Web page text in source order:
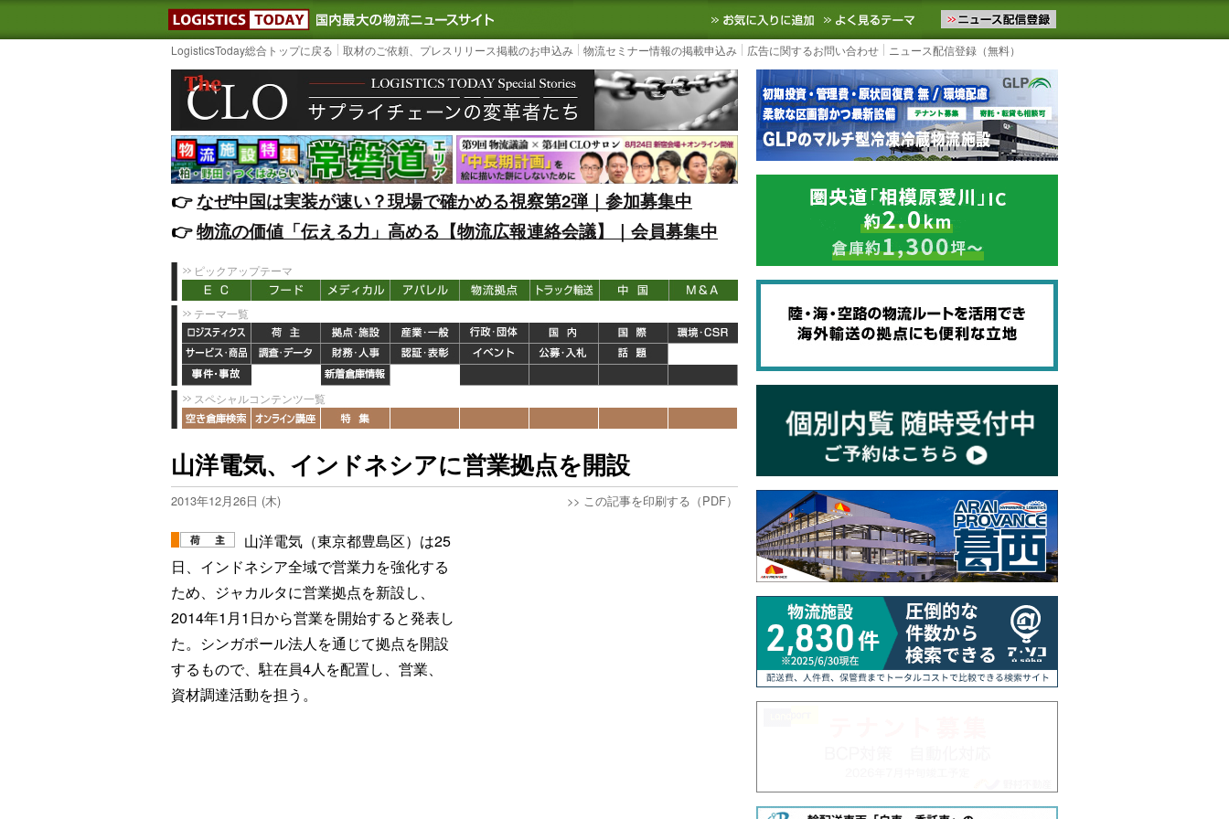
LOGISTICS TODAY｜国内最大の物流ニュースサイト3PL, SCMなど国内外の最新の物流ニュースをお届けします。物流ニュースメール配信を登録す
お気に入りに追加 よく見るテーマ
LogisticsToday総合トップに戻る 取材のご依頼、プレスリリース掲載のお申込み 物流セミナー情報の掲載申込み 広告に関するお問い合わせ ニュース配信登録（無料）
👉️なぜ中国は実装が速い？現場で確かめる視察第2弾｜参加募集中
👉️物流の価値「伝える力」高める【物流広報連絡会議】｜会員募集中
ピックアップテーマ
テーマ一覧
スペシャルコンテンツ一覧
山洋電気、インドネシアに営業拠点を開設
2013年12月26日 (木) >> この記事を印刷する（PDF）
山洋電気（東京都豊島区）は25
日、インドネシア全域で営業力を強化する
ため、ジャカルタに営業拠点を新設し、
2014年1月1日から営業を開始すると発表し
た。シンガポール法人を通じて拠点を開設
するもので、駐在員4人を配置し、営業、
資材調達活動を担う。